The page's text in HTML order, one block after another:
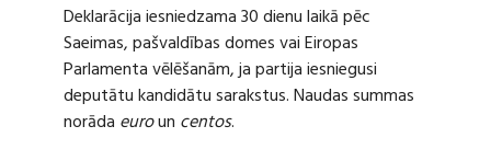
Deklarācija iesniedzama 30 dienu laikā pēc
Saeimas, pašvaldības domes vai Eiropas
Parlamenta vēlēšanām, ja partija iesniegusi
deputātu kandidātu sarakstus. Naudas summas
norāda euroun centos.